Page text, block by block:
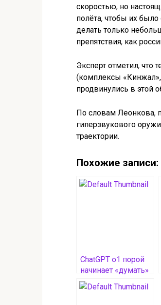
скоростью, но
полёта, чтобы их
делать только
препятствия, как
Эксперт отметил, что
(комплексы
продвинулись в этой
По словам Леонкова,
гиперзвукового
траектории.
Похожие записи:
ChatGPT o1 порой
начинает «думать»
на китайском,
несмотря на язык